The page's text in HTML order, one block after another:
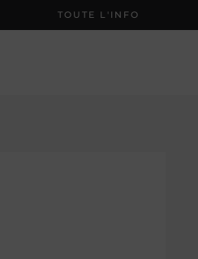
TOUTE L'INFO